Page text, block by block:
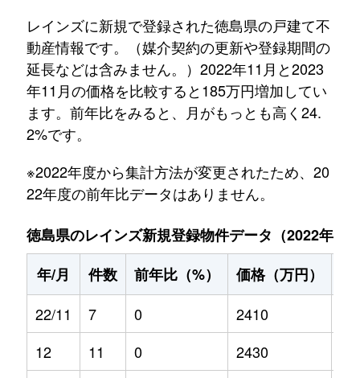
レインズに新規で登録された徳島県の戸建て不
動産情報です。（媒介契約の更新や登録期間の
延長などは含みません。）2022年11月と2023
年11月の価格を比較すると185万円増加してい
ます。前年比をみると、月がもっとも高く24.
2%です。
※2022年度から集計方法が変更されたため、20
22年度の前年比データはありません。
徳島県のレインズ新規登録物件データ（2022年11
年/月
件数 前年比（%） 価格（万円）
22/11
7 0 2410
12
11 0 2430